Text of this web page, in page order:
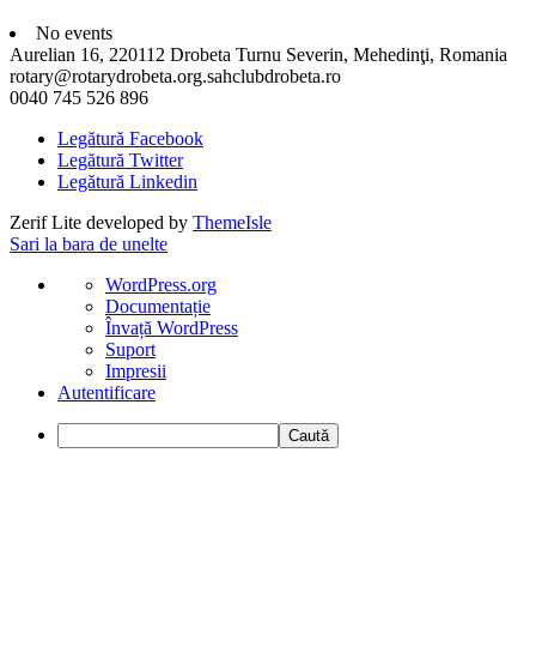
No events
Aurelian 16, 220112 Drobeta Turnu Severin, Mehedinţi, Romania
rotary@rotarydrobeta.org.sahclubdrobeta.ro
0040 745 526 896
Legătură Facebook
Legătură Twitter
Legătură Linkedin
Zerif Lite developed by ThemeIsle
Sari la bara de unelte
Despre
WordPress
WordPress.org
Documentație
Învață WordPress
Suport
Impresii
Autentificare
Caută